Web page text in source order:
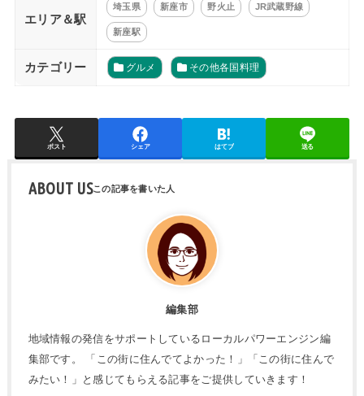
エリア＆駅
埼玉県 新座市 野火止 JR武蔵野線
新座駅
カテゴリー グルメ その他各国料理
ポスト シェア はてブ 送る
ABOUT US
編集部
地域情報の発信をサポートしているローカルパワーエンジン編
集部です。 「この街に住んでてよかった！」「この街に住んで
みたい！」と感じてもらえる記事をご提供していきます！